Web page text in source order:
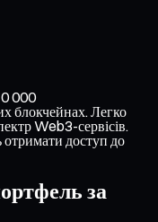
000
блокчейнах. Легко
Web3-сервісів.
доступ до
за